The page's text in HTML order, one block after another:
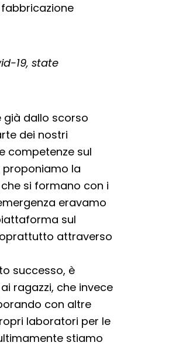
fabbricazione
19, state
già dallo scorso
dei nostri
competenze sul
proponiamo la
si formano con i
eravamo
sul
attraverso
successo, è
ragazzi, che invece
con altre
laboratori per le
stiamo